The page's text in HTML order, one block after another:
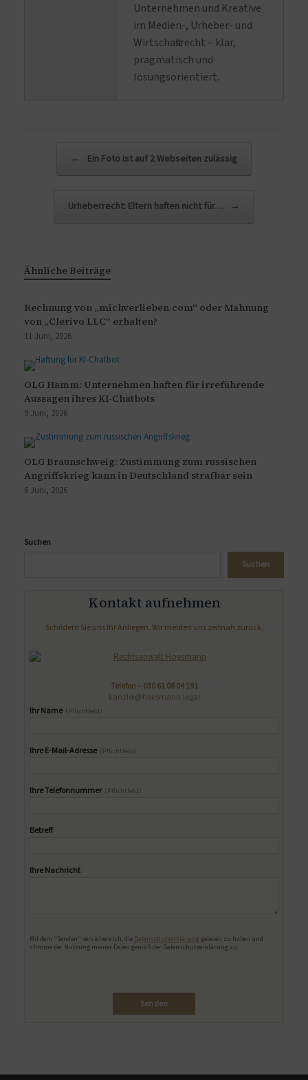
Unternehmen und Kreative
im Medien-, Urheber- und
Wirtschaftsrecht – klar,
pragmatisch und
lösungsorientiert.
← Ein Foto ist auf 2 Webseiten zulässig
Urheberrecht: Eltern haften nicht für… →
Ähnliche Beiträge
Rechnung von „michverlieben.com“ oder Mahnung
von „Clerivo LLC“ erhalten?
11 Juni, 2026
OLG Hamm: Unternehmen haften für irreführende
Aussagen ihres KI-Chatbots
9 Juni, 2026
OLG Braunschweig: Zustimmung zum russischen
Angriffskrieg kann in Deutschland strafbar sein
6 Juni, 2026
Suchen
Suchen
Kontakt aufnehmen
Schildern Sie uns Ihr Anliegen. Wir melden uns zeitnah zurück.
Telefon –030 61 08 04 191
kanzlei@hoesmann.legal
Ihr Name (Pflichtfeld)
Ihre E-Mail-Adresse (Pflichtfeld)
Ihre Telefonnummer (Pflichtfeld)
Betreff
Ihre Nachricht
Mit dem "Senden" versichere ich, die Datenschutzerklärung gelesen zu haben und
stimme der Nutzung meiner Daten gemäß der Datenschutzerklärung zu.